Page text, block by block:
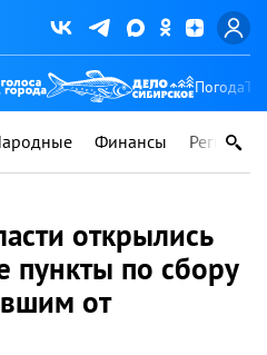
Погода
Финансы Регионы
открылись
пункты по сбору
от